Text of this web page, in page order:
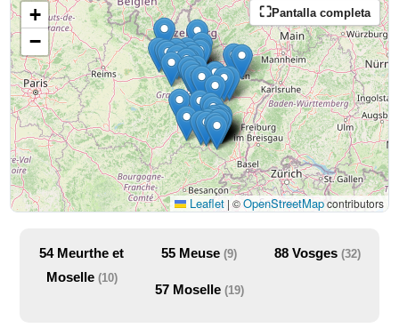
Pantalla completa
+
−
Leaflet | ©OpenStreetMapcontributors
54Meurthe et
Moselle (10)
55 Meuse(9)
57 Moselle (19)
88 Vosges (32)